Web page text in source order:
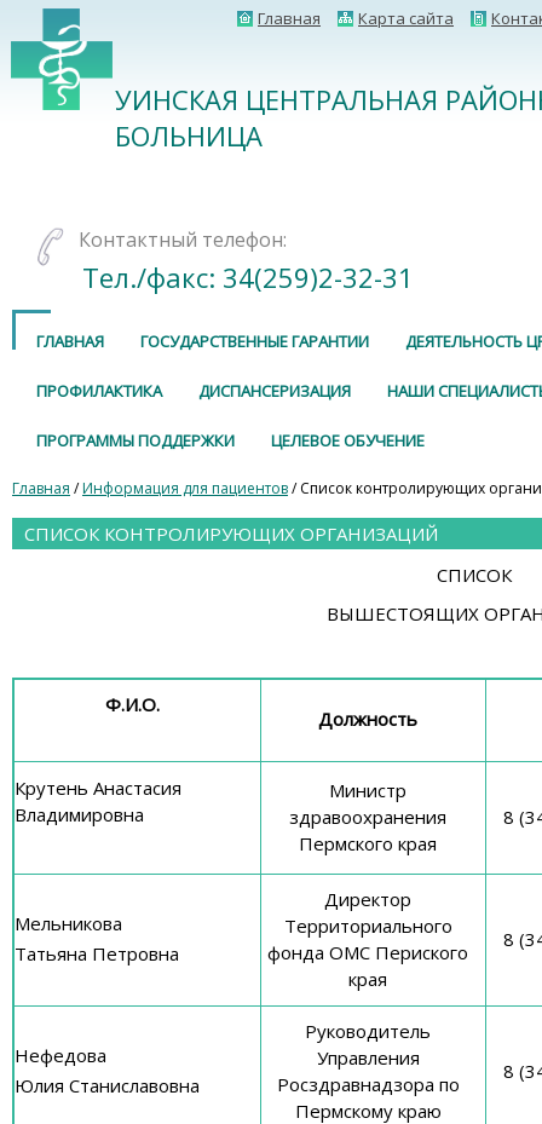
Главная Карта сайта
УИНСКАЯ ЦЕНТРАЛЬНАЯ
БОЛЬНИЦА
Контактный телефон:
Тел./факс: 34(259)2-32-31
ГЛАВНАЯ ГОСУДАРСТВЕННЫЕ ГАРАНТИИ ДЕЯТЕЛЬНОСТЬ
ПРОФИЛАКТИКА ДИСПАНСЕРИЗАЦИЯ НАШИ
ПРОГРАММЫ ПОДДЕРЖКИ ЦЕЛЕВОЕ ОБУЧЕНИЕ
Главная /Информация для пациентов/ Список контролирующих
СПИСОК КОНТРОЛИРУЮЩИХ ОРГАНИЗАЦИЙ
СПИСОК
ВЫШЕСТОЯЩИХ
Ф.И.О.
Должность
Крутень Анастасия
Владимировна
Министр
здравоохранения
Пермского края
8
Мельникова
Татьяна Петровна
Директор
Территориального
фонда ОМС Периского
края
8
Нефедова
Юлия Станиславовна
Руководитель
Управления
Росздравнадзора по
Пермскому краю
8